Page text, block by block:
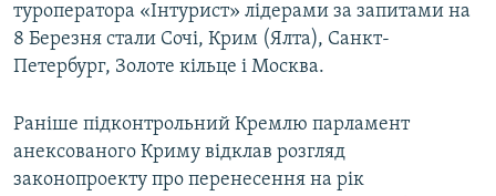
туроператора «Інтурист» лідерами за запитами на
8 Березня стали Сочі, Крим (Ялта), Санкт-
Петербург, Золоте кільце і Москва.
Раніше підконтрольний Кремлю парламент
анексованого Криму відклав розгляд
законопроекту про перенесення на рік